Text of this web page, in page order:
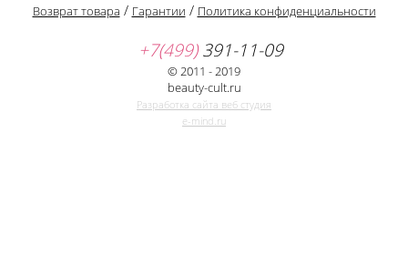
Возврат товара / Гарантии / Политика конфиденциальности
+7(499)391-11-09
© 2011 - 2019
beauty-cult.ru
Разработка сайта веб студия
e-mind.ru